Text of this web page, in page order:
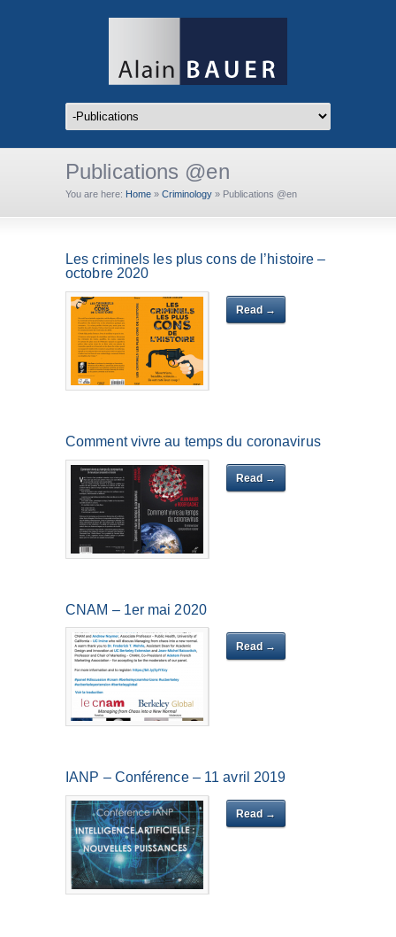
Publications @en
You are here: Home » Criminology » Publications @en
Les criminels les plus cons de l’histoire –
octobre 2020
Read →
Comment vivre au temps du coronavirus
Read →
CNAM – 1er mai 2020
Read →
IANP – Conférence – 11 avril 2019
Read →